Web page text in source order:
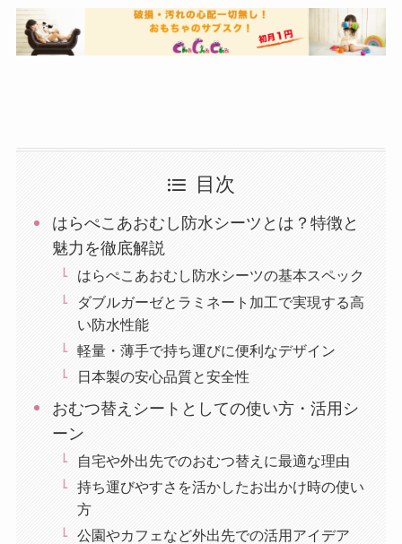
目次
はらぺこあおむし防水シーツとは？特徴と
魅力を徹底解説
はらぺこあおむし防水シーツの基本スペック
ダブルガーゼとラミネート加工で実現する高
い防水性能
軽量・薄手で持ち運びに便利なデザイン
日本製の安心品質と安全性
おむつ替えシートとしての使い方・活用シ
ーン
自宅や外出先でのおむつ替えに最適な理由
持ち運びやすさを活かしたお出かけ時の使い
方
公園やカフェなど外出先での活用アイデア